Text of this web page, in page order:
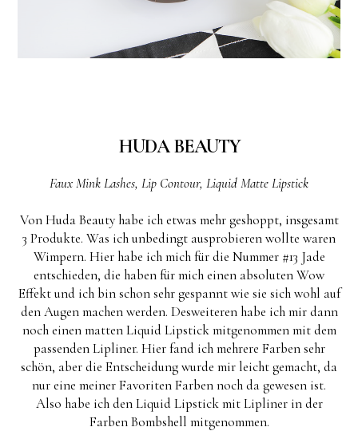
HUDA BEAUTY
Faux Mink Lashes, Lip Contour, Liquid Matte Lipstick
Von Huda Beauty habe ich etwas mehr geshoppt, insgesamt
3 Produkte. Was ich unbedingt ausprobieren wollte waren
Wimpern. Hier habe ich mich für die Nummer #13 Jade
entschieden, die haben für mich einen absoluten Wow
Effekt und ich bin schon sehr gespannt wie sie sich wohl auf
den Augen machen werden. Desweiteren habe ich mir dann
noch einen matten Liquid Lipstick mitgenommen mit dem
passenden Lipliner. Hier fand ich mehrere Farben sehr
schön, aber die Entscheidung wurde mir leicht gemacht, da
nur eine meiner Favoriten Farben noch da gewesen ist.
Also habe ich den Liquid Lipstick mit Lipliner in der
Farben Bombshell mitgenommen.